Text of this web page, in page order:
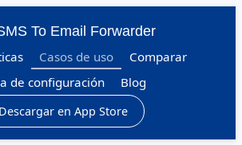
To Email Forwarder
Casos de uso
Comparar
de configuración
Blog
Descargar en App Store